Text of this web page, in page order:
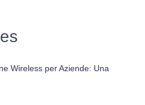
Wireless per Aziende: Una